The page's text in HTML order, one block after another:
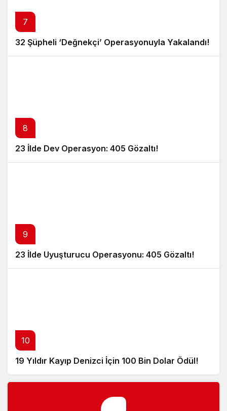
7
32 Şüpheli ‘Değnekçi’ Operasyonuyla Yakalandı!
8
23 İlde Dev Operasyon: 405 Gözaltı!
9
23 İlde Uyuşturucu Operasyonu: 405 Gözaltı!
10
19 Yıldır Kayıp Denizci İçin 100 Bin Dolar Ödül!